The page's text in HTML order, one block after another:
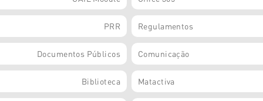
PRR Regulamentos
Documentos Públicos Comunicação
Biblioteca Matactiva